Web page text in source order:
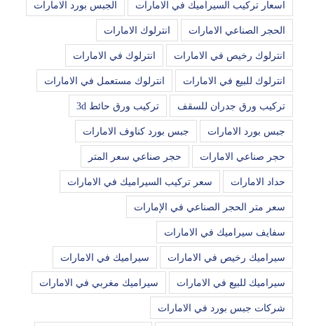
اسعار تركيب السيراميك في الامارات الجبس بورد الامارات
الحجر الصناعي الامارات انترلوك الامارات
انترلوك رخيص في الامارات انترلوك في الامارات
انترلوك للبيع في الامارات انترلوك مستعمل في الامارات
تركيب ورق جدران للسقف تركيب ورق حائط 3d
جبس بورد الامارات جبس بورد كناوف الامارات
حجر صناعي الامارات حجر صناعي سعر المتر
حداد الامارات سعر تركيب السيراميك في الامارات
سعر متر الحجر الصناعي في الإمارات
سفايف سيراميك في الامارات
سيراميك رخيص في الامارات سيراميك في الامارات
سيراميك للبيع في الامارات سيراميك مغربي في الامارات
شركات جبس بورد في الامارات